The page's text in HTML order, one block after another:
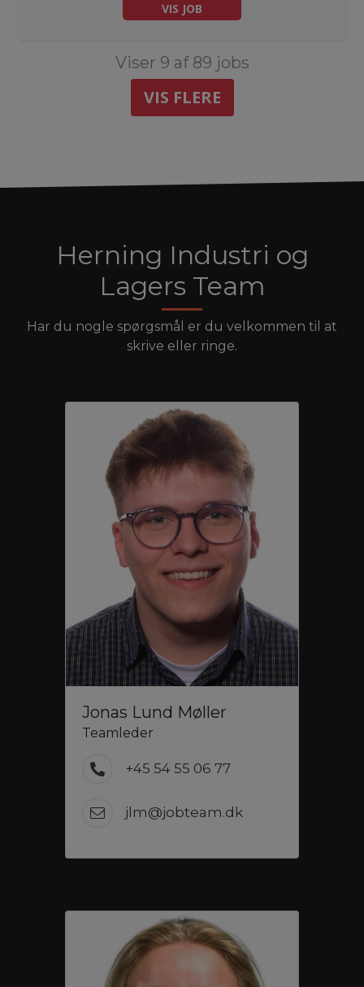
VIS JOB
Viser 9 af 89 jobs
VIS FLERE
Herning Industri og
Lagers Team
Har du nogle spørgsmål er du velkommen til at
skrive eller ringe.
Jonas Lund Møller
Teamleder
+45 54 55 06 77
jlm@jobteam.dk